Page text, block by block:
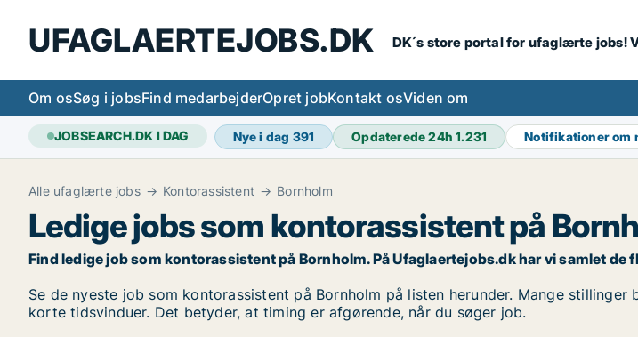
UFAGLAERTEJOBS.DK DK´s store portal for ufaglærte jobs!
Om osSøg i jobsFind medarbejderOpret jobKontakt osViden om
JOBSEARCH.DK I DAG Nye i dag 391 Opdaterede 24h1.231 Notifikationer om
Alle ufaglærte jobs Kontorassistent Bornholm
Ledige jobs som kontorassistent på
Find ledige job som kontorassistent på Bornholm. På Ufaglaertejobs.dk har vi samlet
Se de nyeste job som kontorassistent på Bornholm på listen herunder. Mange
korte tidsvinduer. Det betyder, at timing er afgørende, når du søger job.